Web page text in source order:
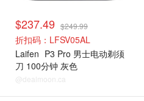
$237.49 $249.99
折扣码：LFSV05AL
Laifen P3 Pro 男士电动剃须
刀 100分钟 灰色
@dealmoon.ca